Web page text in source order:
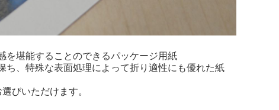
を堪能することのできるパッケージ用紙
、特殊な表面処理によって折り適性にも優れた紙
びいただけます。